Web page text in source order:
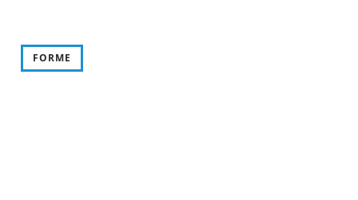
FORME